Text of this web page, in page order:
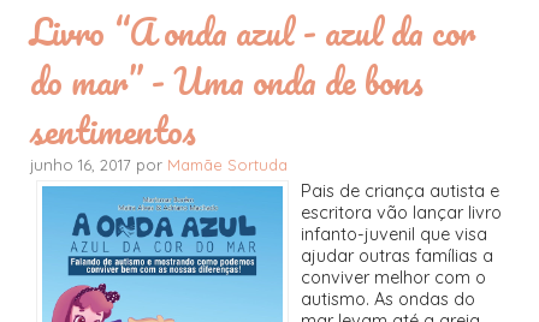
Livro “A onda azul - azul da cor
do mar” - Uma onda de bons
sentimentos
junho 16, 2017 por Mamãe Sortuda
Pais de criança autista e
escritora vão lançar livro
infanto-juvenil que visa
ajudar outras famílias a
conviver melhor com o
autismo. As ondas do